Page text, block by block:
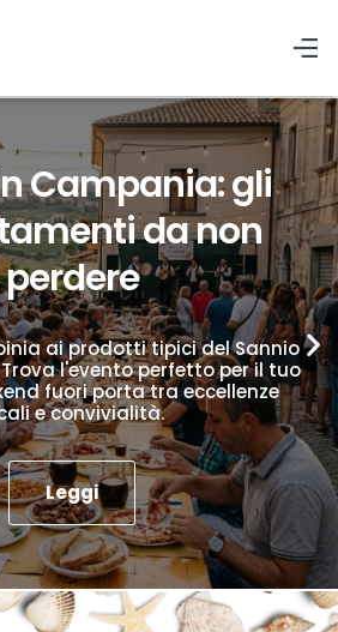
Campania: gli
da non
perdere
ai prodotti tipici del Sannio
l'evento perfetto per il tuo
fuori porta tra eccellenze
e convivialità.
Leggi